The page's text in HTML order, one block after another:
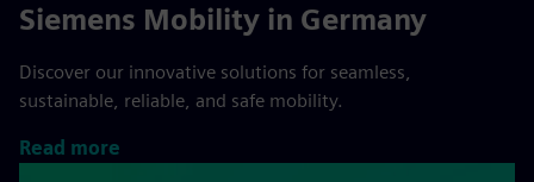
Siemens Mobility in Germany
Discover our innovative solutions for seamless,
sustainable, reliable, and safe mobility.
Read more